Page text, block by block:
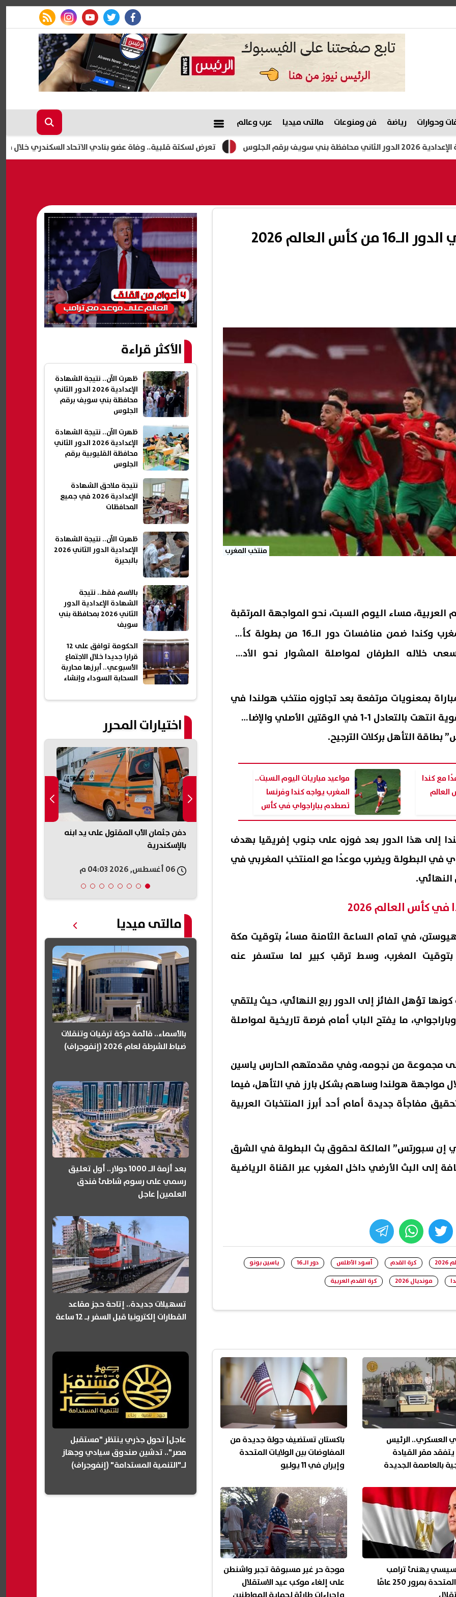
facebook
twitter
youtube
instagram
rss feed
وحوارات رياضة فن ومنوعات مالتى ميديا عرب وعالم
تعرض لسكتة قلبية.. وفاة عضو بنادي الاتحاد السكندري خلال مشاركته
موعد مباراة المغرب وكندا في الدور الـ16 من كأس العالم 2026
منتخب المغرب
العربية، مساء اليوم السبت، نحو المواجهة المرتقبة
وكندا
ضمن منافسات دور الـ16 من بطولة كأس
لقاء يسعى خلاله الطرفان لمواصلة المشوار نحو الأدوار
بمعنويات مرتفعة بعد تجاوزه منتخب هولندا في
الدور السابق، عقب مباراة قوية انتهت بالتعادل 1-1 في الوقتين الأصلي والإضافي،
التأهل بركلات الترجيح.
مع كندا
بكأس العالم
مواعيد مباريات اليوم السبت..
المغرب يواجه كندا وفرنسا
تصطدم بباراجواي في كأس
العالم
إلى هذا الدور بعد فوزه على جنوب إفريقيا بهدف
في البطولة ويضرب موعدًا مع المنتخب المغربي في
كأس العالم 2026
في تمام الساعة الثامنة مساءً بتوقيت مكة
المغرب، وسط ترقب كبير لما ستسفر عنه
تؤهل الفائز إلى الدور ربع النهائي، حيث يلتقي
ما يفتح الباب أمام فرصة تاريخية لمواصلة
مجموعة من نجومه، وفي مقدمتهم الحارس ياسين
مواجهة هولندا وساهم بشكل بارز في التأهل، فيما
مفاجأة جديدة أمام أحد أبرز المنتخبات العربية
إن سبورتس” المالكة لحقوق بث البطولة في الشرق
إلى البث الأرضي داخل المغرب عبر القناة الرياضية
twitter
whats
كرة القدم أسود الأطلس دور الـ16
ياسين بونو
مونديال 2026 كرة القدم العربية
العسكري.. الرئيس
مقر القيادة
بالعاصمة الجديدة
باكستان تستضيف جولة جديدة من
المفاوضات بين الولايات المتحدة
وإيران في 11 يوليو
يهنئ ترامب
والولايات المتحدة بمرور 250 عامًا
موجة حر غير مسبوقة تجبر واشنطن
على إلغاء موكب عيد الاستقلال
الأكثر قراءة
ظهرت الآن.. نتيجة الشهادة
الإعدادية 2026 الدور الثاني
محافظة بني سويف برقم
الجلوس
ظهرت الآن.. نتيجة الشهادة
الإعدادية 2026 الدور الثاني
محافظة القليوبية برقم
الجلوس
نتيجة ملاحق الشهادة
الإعدادية 2026 في جميع
المحافظات
ظهرت الآن.. نتيجة الشهادة
الإعدادية الدور الثاني 2026
بالبحيرة
بالاسم فقط.. نتيجة
الشهادة الإعدادية الدور
الثاني 2026 بمحافظة بني
سويف
الحكومة توافق على 12
قرارا جديدا خلال الاجتماع
الأسبوعي.. أبرزها محاربة
السحابة السوداء وإنشاء
اختيارات المحرر
مبادرة الفصائل بشأن السلاح..
تنقلب على اتفاق غزة
الغاز تعلن عن بدء إجراء أعمال صيانة
بمنطقة العوايد بالإسكندرية
دفن جثمان الأب المقتول على يد ابنه
بالإسكندرية
مالتى ميديا
بالأسماء.. قائمة حركة ترقيات وتنقلات
ضباط الشرطة لعام 2026 (إنفوجراف)
بعد أزمة الـ 1000 دولار.. أول تعليق
رسمي على رسوم شاطئ فندق
العلمين| عاجل
تسهيلات جديدة.. إتاحة حجز مقاعد
القطارات إلكترونيا قبل السفر بـ 12 ساعة
عاجل| تحول جذري ينتظر "مستقبل
مصر".. تدشين صندوق سيادي وجهاز
لـ"التنمية المستدامة" (إنفوجراف)